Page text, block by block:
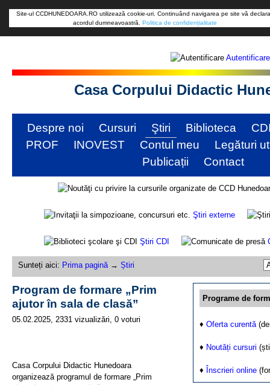
Site-ul CCDHUNEDOARA.RO utilizează cookie-uri. Continuând navigarea pe site vă
acordul dumneavoastră. Politica de confidențialitate
Autentificare
Casa Corpului Didactic
Despre noi Cursuri Ştiri Biblioteca
PROF
INOVEST Contul meu
Legături
Publicații
Contact
Ştiri externe
Ştiri CDI
Sunteți aici: Prima pagină→ Știri
Programe de
♦ Oferta curentă
♦ Noutăți cursuri
♦ Înscrieri online
Program de formare „Prim
ajutor în sala de clasă”
05.02.2025, 2331 vizualizări, 0 voturi
Casa Corpului Didactic Hunedoara
organizează programul de formare „Prim